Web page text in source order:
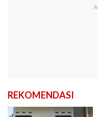
REKOMENDASI